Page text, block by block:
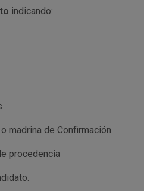
indicando:
madrina de Confirmación
procedencia